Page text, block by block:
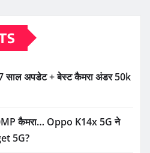
साल अपडेट + बेस्ट कैमरा अंडर 50k
कैमरा… Oppo K14x 5G ने
5G?